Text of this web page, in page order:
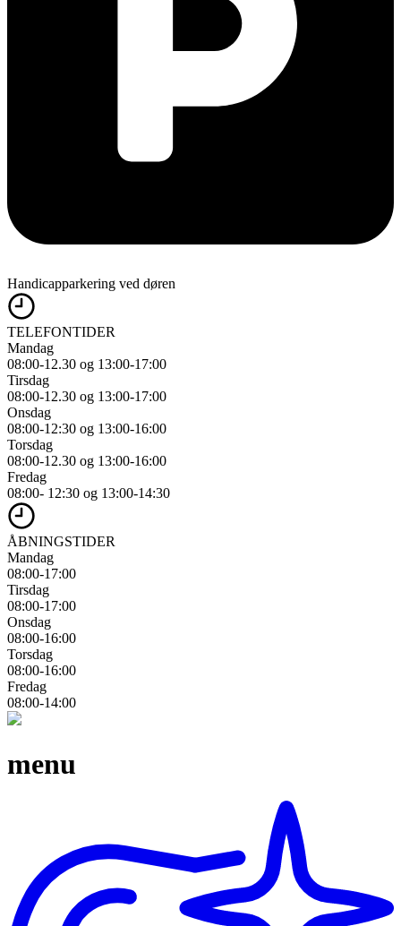
Handicapparkering ved døren
TELEFONTIDER
Mandag
08:00-12.30 og 13:00-17:00
Tirsdag
08:00-12.30 og 13:00-17:00
Onsdag
08:00-12:30 og 13:00-16:00
Torsdag
08:00-12.30 og 13:00-16:00
Fredag
08:00- 12:30 og 13:00-14:30
ÅBNINGSTIDER
Mandag
08:00-17:00
Tirsdag
08:00-17:00
Onsdag
08:00-16:00
Torsdag
08:00-16:00
Fredag
08:00-14:00
menu